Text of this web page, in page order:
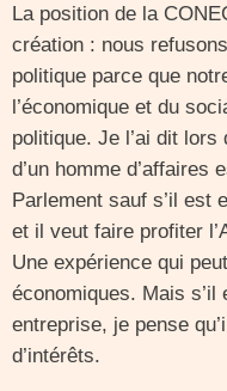
La position de la
création : nous
politique parce que
l’économique et du
politique. Je l’ai dit
d’un homme d’affaires
Parlement sauf s’il est
et il veut faire profiter
Une expérience qui
économiques. Mais
entreprise, je pense
d’intérêts.